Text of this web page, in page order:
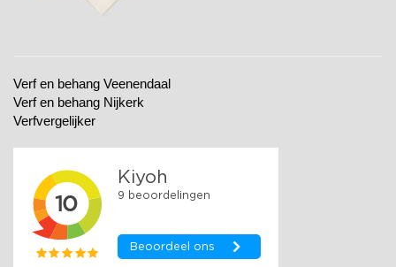
Verf en behang Veenendaal
Verf en behang Nijkerk
Verfvergelijker